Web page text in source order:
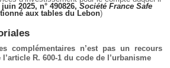
juin 2025, n° 490826,Société France Safe
aux tables du Lebon)
complémentaires n’est pas un recours
R. 600-1 du code de l’urbanisme